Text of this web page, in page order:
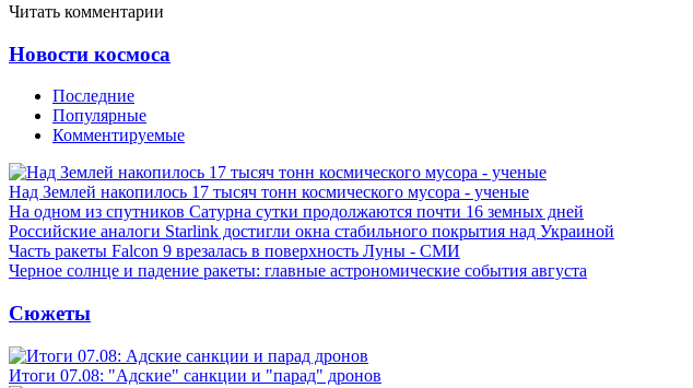
Читать комментарии
Новости космоса
Последние
Популярные
Комментируемые
Над Землей накопилось 17 тысяч тонн космического мусора - ученые
На одном из спутников Сатурна сутки продолжаются почти 16 земных дней
Российские аналоги Starlink достигли окна стабильного покрытия над Украиной
Часть ракеты Falcon 9 врезалась в поверхность Луны - СМИ
Черное солнце и падение ракеты: главные астрономические события августа
Сюжеты
Итоги 07.08: "Адские" санкции и "парад" дронов